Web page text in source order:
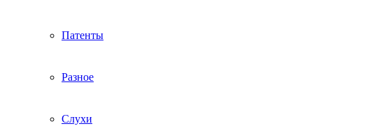
Патенты
Разное
Слухи